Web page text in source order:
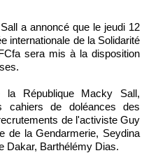
a annoncé que le jeudi 12
internationale de la Solidarité
sera mis à la disposition
République Macky Sall,
de doléances des
de l'activiste Guy
de la Gendarmerie, Seydina
Dakar, Barthélémy Dias.